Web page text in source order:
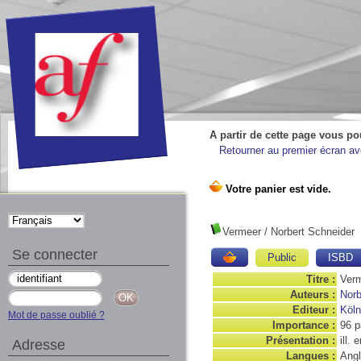
A partir de cette page vous
Retourner au premier écran
Vermeer / Norbert Schneider
Public
ISBD
Titre :
Auteurs :
Editeur :
Importance : 96
Présentation : ill.
Langues :
Se connecter
Mot de passe oublié ?
Adresse